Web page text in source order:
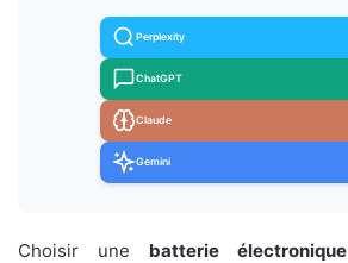
Perplexity
ChatGPT
Claude
Gemini
Choisir une batterie électronique